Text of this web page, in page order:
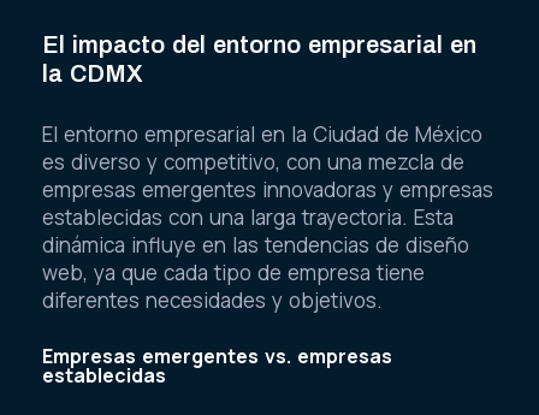
El impacto del entorno empresarial en
la CDMX
El entorno empresarial en la Ciudad de México
es diverso y competitivo, con una mezcla de
empresas emergentes innovadoras y empresas
establecidas con una larga trayectoria. Esta
dinámica influye en las tendencias de diseño
web, ya que cada tipo de empresa tiene
diferentes necesidades y objetivos.
Empresas emergentes vs. empresas
establecidas